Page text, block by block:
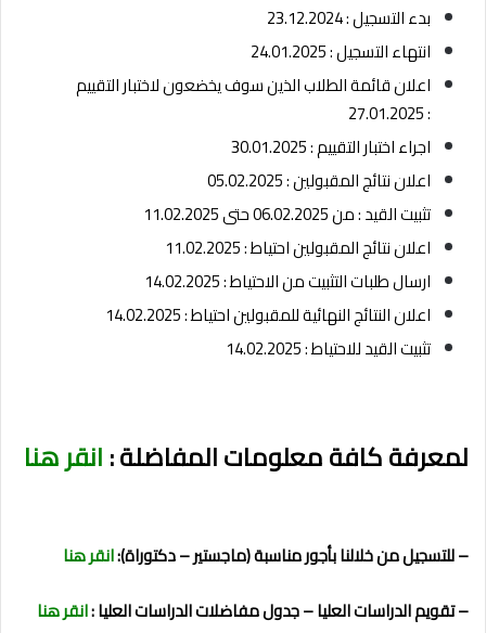
بدء التسجيل : 23.12.2024
انتهاء التسجيل : 24.01.2025
اعلان قائمة الطلاب الذين سوف يخضعون لاختبار التقييم
: 27.01.2025
اجراء اختبار التقييم : 30.01.2025
اعلان نتائج المقبولين : 05.02.2025
تثبيت القيد : من 06.02.2025 حتى 11.02.2025
اعلان نتائج المقبولين احتياط : 11.02.2025
ارسال طلبات التثبيت من الاحتياط : 14.02.2025
اعلان النتائج النهائية للمقبولين احتياط : 14.02.2025
تثبيت القيد للاحتياط : 14.02.2025
لمعرفة كافة معلومات المفاضلة :انقر هنا
– للتسجيل من خلالنا بأجور مناسبة (ماجستير – دكتوراة):انقر هنا
– تقويم الدراسات العليا – جدول مفاضلات الدراسات العليا :انقر هنا